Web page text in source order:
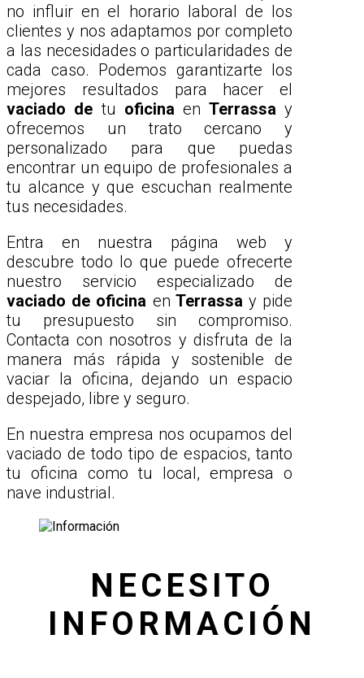
no influir en el horario laboral de los
clientes y nos adaptamos por completo
a las necesidades o particularidades de
cada caso. Podemos garantizarte los
mejores resultados para hacer el
vaciado detu oficinaen Terrassay
ofrecemos un trato cercano y
personalizado para que puedas
encontrar un equipo de profesionales a
tu alcance y que escuchan realmente
tus necesidades.
Entra en nuestra página web y
descubre todo lo que puede ofrecerte
nuestro servicio especializado de
vaciado de oficina en Terrassa y pide
tu presupuesto sin compromiso.
Contacta con nosotros y disfruta de la
manera más rápida y sostenible de
vaciar la oficina, dejando un espacio
despejado, libre y seguro.
En nuestra empresa nos ocupamos del
vaciado de todo tipo de espacios, tanto
tu oficina como tu local, empresa o
nave industrial.
NECESITO
INFORMACIÓN